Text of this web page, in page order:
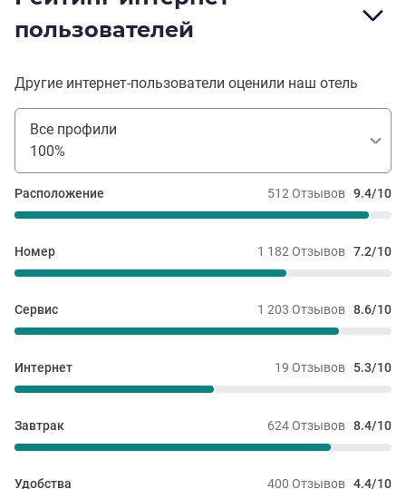
пользователей
Другие интернет-пользователи оценили наш отель
Все профили
100%
512 Отзывов 9.4/10
Расположение
1 182 Отзывов 7.2/10
Номер
1 203 Отзывов 8.6/10
Сервис
19 Отзывов 5.3/10
Интернет
624 Отзывов 8.4/10
Завтрак
400 Отзывов 4.4/10
Удобства